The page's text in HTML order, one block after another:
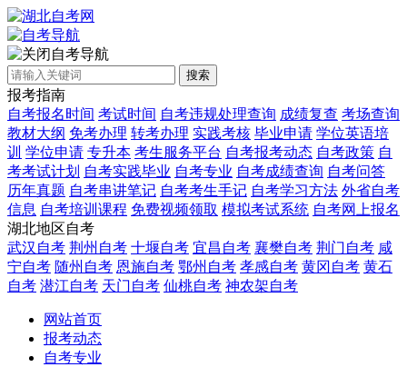
自考导航
搜索
报考指南
自考报名时间 考试时间 自考违规处理查询 成绩复查 考场查询
教材大纲 免考办理 转考办理 实践考核 毕业申请 学位英语培
训 学位申请 专升本 考生服务平台 自考报考动态 自考政策 自
考考试计划 自考实践毕业 自考专业 自考成绩查询 自考问答
历年真题 自考串讲笔记 自考考生手记 自考学习方法 外省自考
信息 自考培训课程 免费视频领取 模拟考试系统 自考网上报名
湖北地区自考
武汉自考 荆州自考 十堰自考 宜昌自考 襄樊自考 荆门自考 咸
宁自考 随州自考 恩施自考 鄂州自考 孝感自考 黄冈自考 黄石
自考 潜江自考 天门自考 仙桃自考 神农架自考
网站首页
报考动态
自考专业